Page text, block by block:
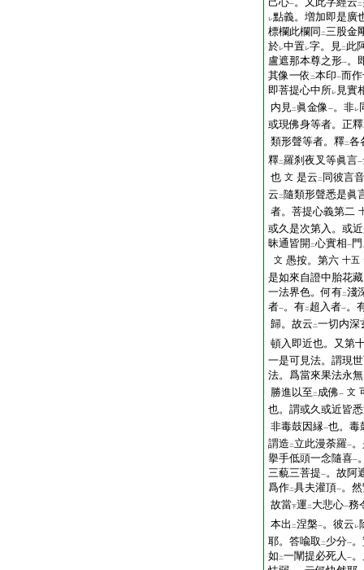
一 二
レ點義。増加即是廣
標欄此欄同 二三股金
於レ中置レ字。見二 此
盧遮那本尊之形一。
其像一依 二本印一而
即菩提心中所レ 見實
内見二 眞金像一。非レ
或現佛身等者。正釋
類形聲等者。釋二各
釋二羅刹夜叉等眞言一
也 文 是云 二 同彼言音
云 二 隨類形聲悉是眞
者。菩提心義第二
或久是次第入。或
昧通皆開 二心實相一 門
文 愚按。第六 十五
是如來自證中胎花
一法界色。何有二淺
者一。有二 超入者一。
歸。故云 二一切内深
頓入即近也。又第
一是可見法。謂現
法。爲當來果法永無
勝進以至 二 成佛一 文
也。謂或久或近皆
非毒鼓因縁一也。毒
謂造 二 立此漫荼羅一
擧手低頭一念隨喜一
三藐三菩提一。故阿
爲作二具夫灌頂一。
故當下運 二 大悲心一務
本出 二涅槃一。彼云 レ
耶。答喩取 二 少分一
如 二一闡提必死人 一